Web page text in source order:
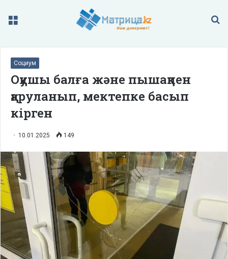
Меню
Социум
Оқушы балға және пышақпен
қаруланып, мектепке басып
кірген
10.01.2025 149